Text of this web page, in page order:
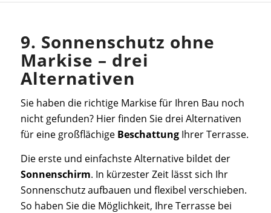
9. Sonnenschutz ohne
Markise – drei
Alternativen
Sie haben die richtige Markise für Ihren Bau noch
nicht gefunden? Hier finden Sie drei Alternativen
für eine großflächige BeschattungIhrer Terrasse.
Die erste und einfachste Alternative bildet der
Sonnenschirm. In kürzester Zeit lässt sich Ihr
Sonnenschutz aufbauen und flexibel verschieben.
So haben Sie die Möglichkeit, Ihre Terrasse bei